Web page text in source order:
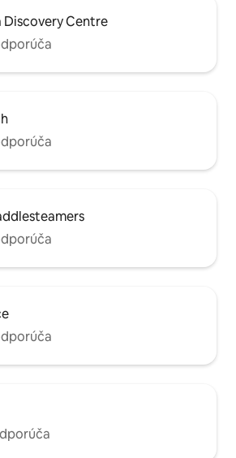
Discovery Centre